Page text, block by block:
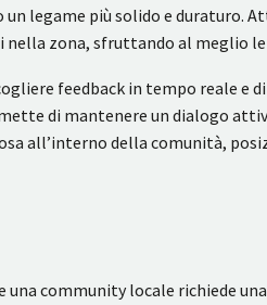
legame più solido e duraturo.
nella zona, sfruttando al meglio
feedback in tempo reale e
di mantenere un dialogo
all’interno della comunità,
community locale richiede